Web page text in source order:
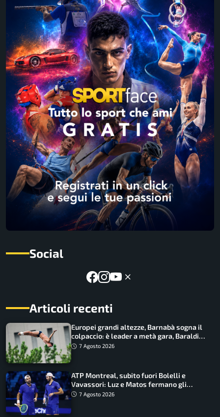
Social
Articoli recenti
Europei grandi altezze, Barnabà sogna il
colpaccio: è leader a metà gara, Baraldi
ancora in corsa
7 Agosto 2026
ATP Montreal, subito fuori Bolelli e
Vavassori: Luz e Matos fermano gli
azzurri
7 Agosto 2026